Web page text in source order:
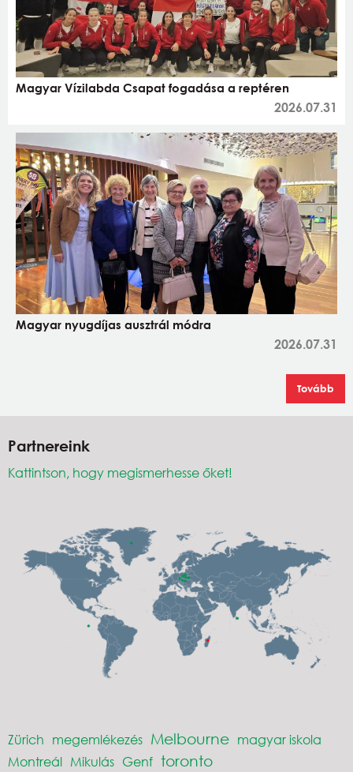
Magyar Vízilabda Csapat fogadása a reptéren
2026.07.31
Magyar nyugdíjas ausztrál módra
2026.07.31
Tovább
Partnereink
Kattintson, hogy megismerhesse őket!
Zürich megemlékezés Melbourne magyar iskola
Montreál Mikulás Genf toronto